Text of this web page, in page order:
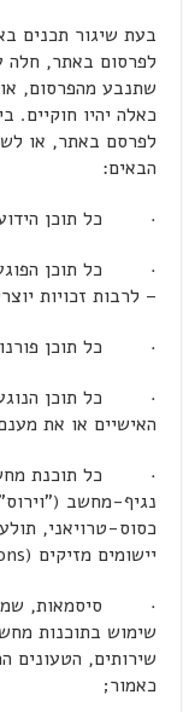
בעת שיגור תכנים
לפרסום באתר, חלה
שתנבע מהפרסום,
כאלה יהיו חוקיים.
לפרסם באתר, או
הבאים:
· כל תוכן הידוע
· כל תוכן הפוגע
– לרבות זכויות
· כל תוכן
· כל תוכן הנוגע
האישיים או את
· כל תוכנת
נגיף-מחשב
יישומים מזיקים (Malicious Applications) וכיו"ב;
· סיסמאות,
שימוש בתוכנות
שירותים,
כאמור;